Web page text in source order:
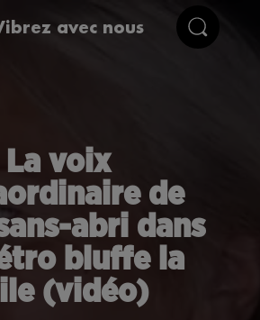
avec nous
La voix
de
abri dans
bluffe la
(vidéo)